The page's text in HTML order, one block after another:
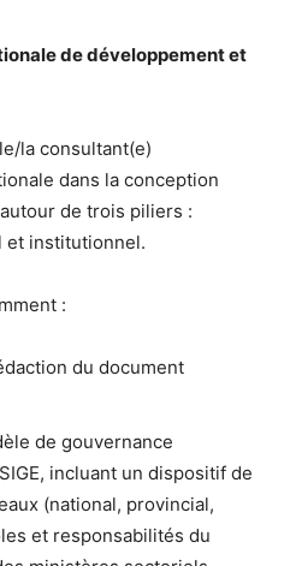
de développement et
la consultant(e)
dans la conception
de trois piliers :
et institutionnel.
:
du document
de gouvernance
incluant un dispositif de
(national, provincial,
et responsabilités du